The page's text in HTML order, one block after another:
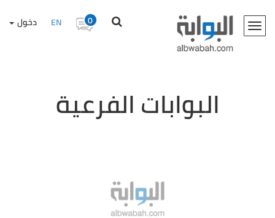
Toggle
navigation
0
EN دخول
البوابات الفرعية